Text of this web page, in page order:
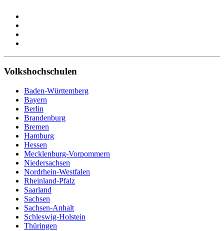
Volkshochschulen
Baden-Württemberg
Bayern
Berlin
Brandenburg
Bremen
Hamburg
Hessen
Mecklenburg-Vorpommern
Niedersachsen
Nordrhein-Westfalen
Rheinland-Pfalz
Saarland
Sachsen
Sachsen-Anhalt
Schleswig-Holstein
Thüringen